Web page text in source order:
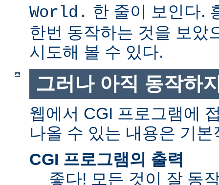
World. 한 줄이 보인다.
한번 동작하는 것을 보았
시도해 볼 수 있다.
그러나 아직 동작하
웹에서 CGI 프로그램에
나올 수 있는 내용은 기
CGI 프로그램의 출력
좋다! 모든 것이 잘 동